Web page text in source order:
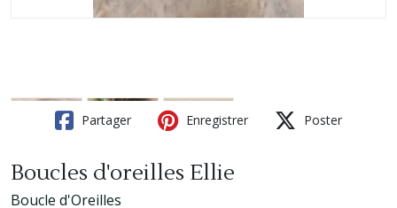
Partager Enregistrer Poster
Boucles d'oreilles Ellie
Boucle d'Oreilles